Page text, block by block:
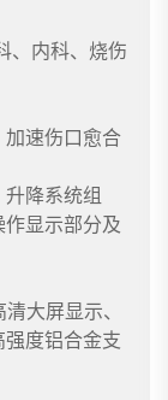
、内科、烧伤
速伤口愈合
降系统组
显示部分及
大屏显示、
度铝合金支